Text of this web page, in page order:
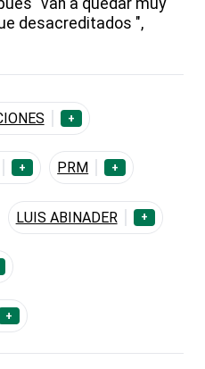
“van a quedar muy
desacreditados ",
+
+ PRM +
LUIS ABINADER +
+